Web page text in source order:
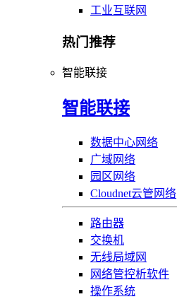
工业互联网
热门推荐
智能联接
智能联接
数据中心网络
广域网络
园区网络
Cloudnet云管网络
路由器
交换机
无线局域网
网络管控析软件
操作系统